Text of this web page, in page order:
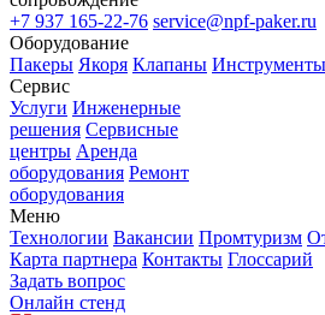
+7 937 165-22-76 service@npf-paker.ru
Оборудование
Пакеры Якоря Клапаны Инструменты
Сервис
Услуги Инженерные
решения Сервисные
центры Аренда
оборудования Ремонт
оборудования
Меню
Технологии Вакансии Промтуризм
Карта партнера Контакты Глоссарий
Задать вопрос
Онлайн стенд